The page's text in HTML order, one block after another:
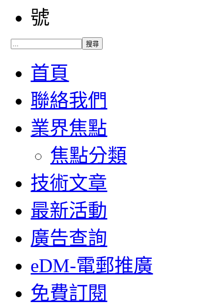
首頁
聯絡我們
業界焦點
焦點分類
技術文章
最新活動
廣告查詢
eDM-電郵推廣
免費訂閱